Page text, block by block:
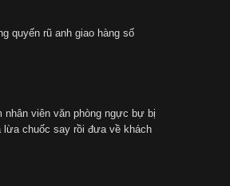
quyến rũ anh giao hàng số
nhân viên văn phòng ngực bự bị
lừa chuốc say rồi đưa về khách